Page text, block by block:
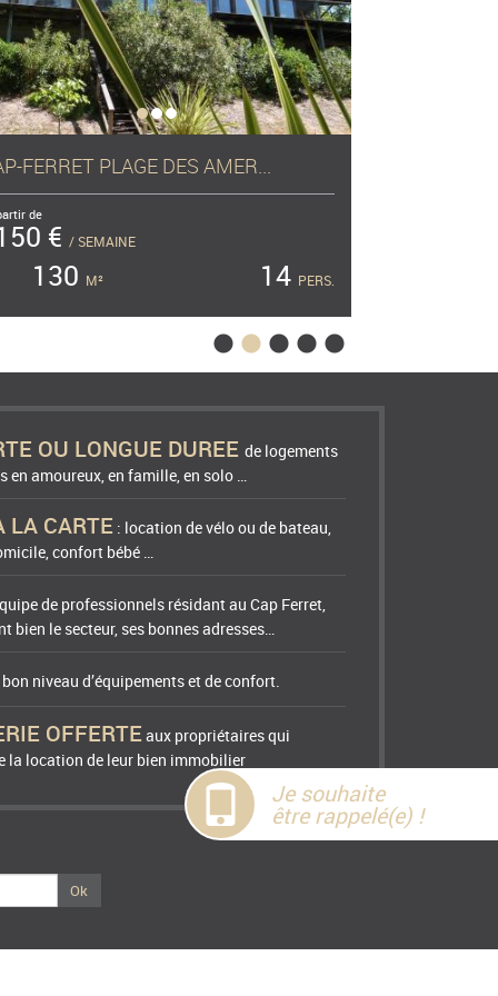
FERRET CENTRE
de
€ / SEMAINE
250 M² 10 PERS.
OU LONGUE DUREE de logements
amoureux, en famille, en solo …
LA CARTE : location de vélo ou de bateau,
confort bébé …
de professionnels résidant au Cap Ferret,
le secteur, ses bonnes adresses…
niveau d’équipements et de confort.
OFFERTE aux propriétaires qui
la location de leur bien immobilier
Ok
Je souhaite
être rappelé(e) !